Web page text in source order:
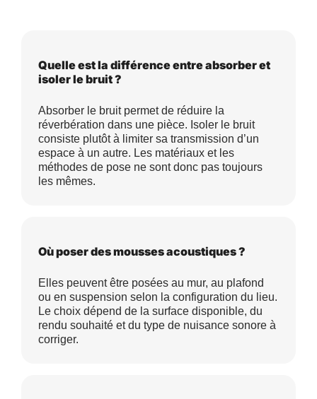
Quelle est la différence entre absorber et
isoler le bruit ?
Absorber le bruit permet de réduire la
réverbération dans une pièce. Isoler le bruit
consiste plutôt à limiter sa transmission d’un
espace à un autre. Les matériaux et les
méthodes de pose ne sont donc pas toujours
les mêmes.
Où poser des mousses acoustiques ?
Elles peuvent être posées au mur, au plafond
ou en suspension selon la configuration du lieu.
Le choix dépend de la surface disponible, du
rendu souhaité et du type de nuisance sonore à
corriger.